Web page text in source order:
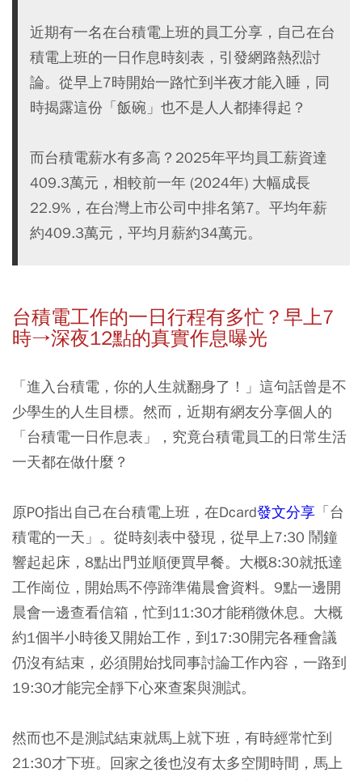
近期有一名在台積電上班的員工分享，自己在台
積電上班的一日作息時刻表，引發網路熱烈討
論。從早上7時開始一路忙到半夜才能入睡，同
時揭露這份「飯碗」也不是人人都捧得起？
而台積電薪水有多高？2025年平均員工薪資達
409.3萬元，相較前一年 (2024年) 大幅成長
22.9%，在台灣上市公司中排名第7。平均年薪
約409.3萬元，平均月薪約34萬元。
台積電工作的一日行程有多忙？早上7
時→深夜12點的真實作息曝光
「進入台積電，你的人生就翻身了！」這句話曾是不
少學生的人生目標。然而，近期有網友分享個人的
「台積電一日作息表」，究竟台積電員工的日常生活
一天都在做什麼？
原PO指出自己在台積電上班，在Dcard發文分享 「台
積電的一天」。從時刻表中發現，從早上7:30 鬧鐘
響起起床，8點出門並順便買早餐。大概8:30就抵達
工作崗位，開始馬不停蹄準備晨會資料。9點一邊開
晨會一邊查看信箱，忙到11:30才能稍微休息。大概
約1個半小時後又開始工作，到17:30開完各種會議
仍沒有結束，必須開始找同事討論工作內容，一路到
19:30才能完全靜下心來查案與測試。
然而也不是測試結束就馬上就下班，有時經常忙到
21:30才下班。回家之後也沒有太多空閒時間，馬上